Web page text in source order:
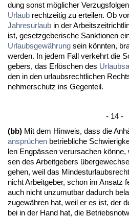
dung sonst mögli­cher
Ur­laub recht­zei­tig zu er­tei­len. Ob
Jah­res­ur­laub in der
ist, ge­setz­ge­be­ri­sche Sank­tio­nen
Ur­laubs­gewährung sein könn­ten,
wer­den. In je­dem Fall ver­kehrt die
ge­bers, das Erlöschen des
den in den ur­laubs­recht­li­chen
neh­mer­schutz ins Ge­gen­teil.
- 14 -
(bb) Mit dem Hin­weis, dass die
ansprüchen be­trieb­li­che
len Engpässen ver­ur­sa­chen
sen des Ar­beit­ge­bers
ge­hen, weil das Min­des­t­ur­laubs­recht
nicht Ar­beit­ge­ber, schon im An­satz
auch nicht un­zu­mut­bar da­durch
zu­gewähren hat, weil er es ist, der
bei in der Hand hat, die